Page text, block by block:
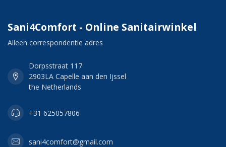
Sani4Comfort - Online Sanitairwinkel
Alleen correspondentie adres
Dorpsstraat 117
2903LA Capelle aan den Ijssel
the Netherlands
+31 625057806
sani4comfort@gmail.com